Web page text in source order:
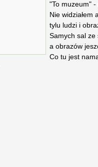
"To muzeum"
Nie widziałem
tylu ludzi i
Samych sal ze
a obrazów
Co tu jest